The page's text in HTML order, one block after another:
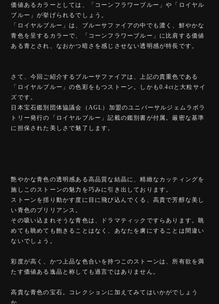
価値あるカラーとしては、「コーンフラワーブルー」や「ロイヤル
ブルー」が挙げられるでしょう。
「ロイヤルブルー」は、ブルーサファイアの中でも濃く、鮮やかな
青色を呈するカラーで、「コーンフラワーブルー」に比肩する価値
ある青とされ、なおかつ暗さを感じさせない透明感が特長です。
さて、今回ご紹介するブルーサファイアは、上記の貴重色である
「ロイヤルブルー」の色彩をもつストーン。しかも0.4ctと大粒サイ
ズです。
日本宝石鑑別団体協議会（AGL）加盟のユニバーサルジェムラボラ
トリー発行の「ロイヤルブルー」記載の鑑別書が付属。厳密な基準
に担保された美しさで魅了します。
艶やかな青色の透明感ある高品質な結晶に、精緻なカッティングを
施しこのストーンの魅力を巧みに引き出しております。
ストーンを揺り動かす度に目に飛び込んでくる、高貴で芳醇な美し
い青色のブリリアンス。
その吸い込まれそうな青色は、ドラマティックですらあります。眺
めても眺めても飽きることはなく、あなたを虜にすることは間違い
ないでしょう。
彩度が高く、かつ上品な色合いを持つこのストーンは、所有欲を満
たす価値ある逸品と称しても過言ではありません。
高貴な青色の宝石。コレクションに加えてみてはいかがでしょう
か。